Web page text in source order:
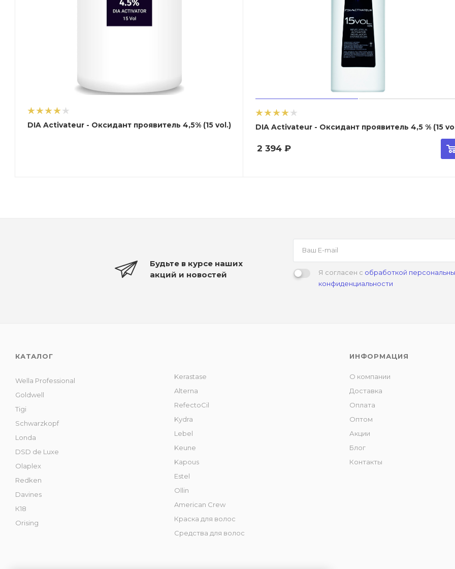
DIA Activateur - Оксидант проявитель 4,5% (15 vol.) DIA Activateur - Оксидант проявитель 4,5 % (15
2 394 ₽
Будьте в курсе наших
акций и новостей
Я согласен с обработкой
конфиденциальности
КАТАЛОГ
Wella Professional
Goldwell
Tigi
Schwarzkopf
Londa
DSD de Luxe
Olaplex
Redken
Davines
К18
Orising
Kerastase
Alterna
RefectoCil
Kydra
Lebel
Keune
Kapous
Estel
Ollin
American Crew
Краска для волос
Средства для волос
ИНФОРМАЦИЯ
О компании
Доставка
Оплата
Оптом
Акции
Блог
Контакты